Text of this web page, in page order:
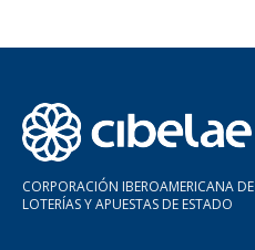
CORPORACIÓN IBEROAMERICANA DE
LOTERÍAS Y APUESTAS DE ESTADO